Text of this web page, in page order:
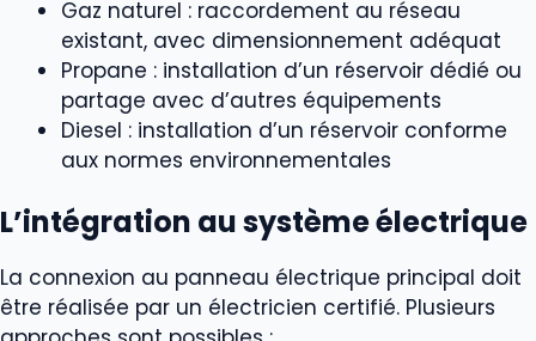
Gaz naturel : raccordement au réseau
existant, avec dimensionnement adéquat
Propane : installation d’un réservoir dédié ou
partage avec d’autres équipements
Diesel : installation d’un réservoir conforme
aux normes environnementales
L’intégration au système électrique
La connexion au panneau électrique principal doit
être réalisée par un électricien certifié. Plusieurs